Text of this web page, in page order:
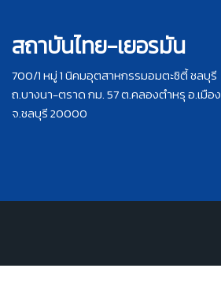
สถาบันไทย-เยอรมัน
700/1 หมู่ 1 นิคมอุตสาหกรรมอมตะซิตี้ ชลบุรี
ถ.บางนา-ตราด กม. 57 ต.คลองตำหรุ อ.เมือง
จ.ชลบุรี 20000